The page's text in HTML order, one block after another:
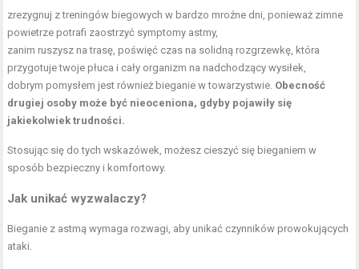
zrezygnuj z treningów biegowych w bardzo mroźne dni, ponieważ zimne
powietrze potrafi zaostrzyć symptomy astmy,
zanim ruszysz na trasę, poświęć czas na solidną rozgrzewkę, która
przygotuje twoje płuca i cały organizm na nadchodzący wysiłek,
dobrym pomysłem jest również bieganie w towarzystwie. Obecność
drugiej osoby może być nieoceniona, gdyby pojawiły się
jakiekolwiek trudności.
Stosując się do tych wskazówek, możesz cieszyć się bieganiem w
sposób bezpieczny i komfortowy.
Jak unikać wyzwalaczy?
Bieganie z astmą wymaga rozwagi, aby unikać czynników prowokujących
ataki.